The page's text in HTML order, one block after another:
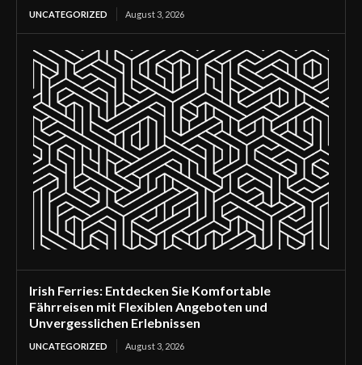
UNCATEGORIZED August 3, 2026
Irish Ferries: Entdecken Sie Komfortable
Fährreisen mit Flexiblen Angeboten und
Unvergesslichen Erlebnissen
UNCATEGORIZED August 3, 2026